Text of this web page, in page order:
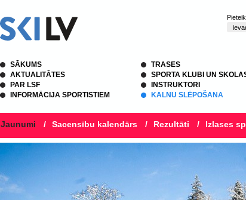
SĀKUMS
AKTUALITĀTES
PAR LSF
INFORMĀCIJA SPORTISTIEM
TRASES
SPORTA KLUBI UN
INSTRUKTORI
KALNU SLĒPOŠANA
Jaunumi / Sacensību kalendārs / Rezultāti / Izlases